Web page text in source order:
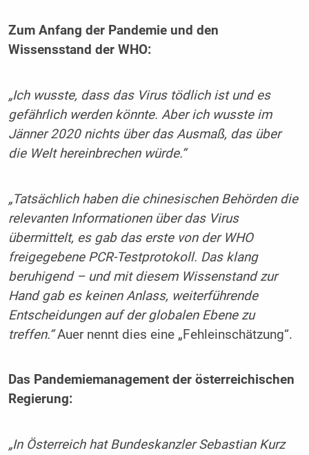
Zum Anfang der Pandemie und den
Wissensstand der WHO:
„Ich wusste, dass das Virus tödlich ist und es
gefährlich werden könnte. Aber ich wusste im
Jänner 2020 nichts über das Ausmaß, das über
die Welt hereinbrechen würde.“
„Tatsächlich haben die chinesischen Behörden die
relevanten Informationen über das Virus
übermittelt, es gab das erste von der WHO
freigegebene PCR-Testprotokoll. Das klang
beruhigend – und mit diesem Wissenstand zur
Hand gab es keinen Anlass, weiterführende
Entscheidungen auf der globalen Ebene zu
treffen.“Auer nennt dies eine „Fehleinschätzung“.
Das Pandemiemanagement der österreichischen
Regierung:
„In Österreich hat Bundeskanzler Sebastian Kurz